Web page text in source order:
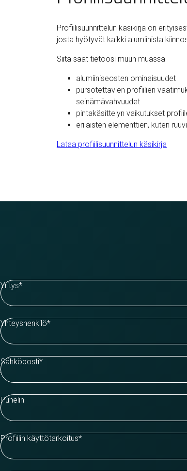
Profiilisuunnittelun käsikirja on
josta hyötyvät kaikki alumiinista
Siitä saat tietoosi muun muassa
alumiiniseosten ominaisuudet
pursotettavien profiilien
seinämävahvuudet
pintakäsittelyn vaikutukset
erilaisten elementtien, kuten
Lataa profiilisuunnittelun käsikirja
Yritys*
Yhteyshenkilö*
Sähköposti*
Puhelin
Profiilin käyttötarkoitus*